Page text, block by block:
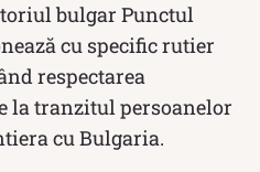
bulgar Punctul
cu specific rutier
respectarea
la tranzitul persoanelor
cu Bulgaria.